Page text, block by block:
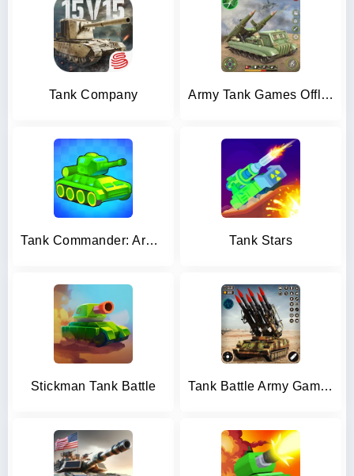
Tank Company Army Tank Games Offline 3d
Tank Commander: Army Survival Tank Stars
Stickman Tank Battle Tank Battle Army Games 2023